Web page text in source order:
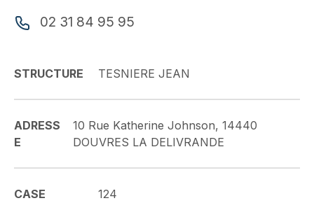
02 31 84 95 95
STRUCTURE TESNIERE JEAN
ADRESS
E
10 Rue Katherine Johnson, 14440
DOUVRES LA DELIVRANDE
CASE 124